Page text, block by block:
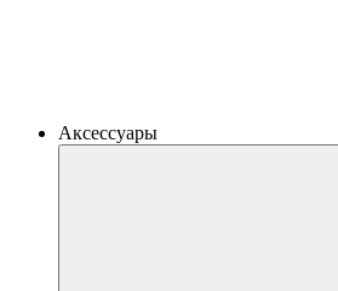
Аксессуары